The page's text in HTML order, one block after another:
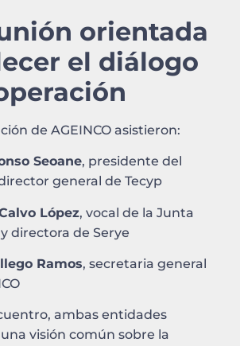
orientada
el diálogo
de AGEINCO asistieron:
Seoane, presidente del
general de Tecyp
López, vocal de la Junta
directora de Serye
Ramos, secretaria general
ambas entidades
visión común sobre la